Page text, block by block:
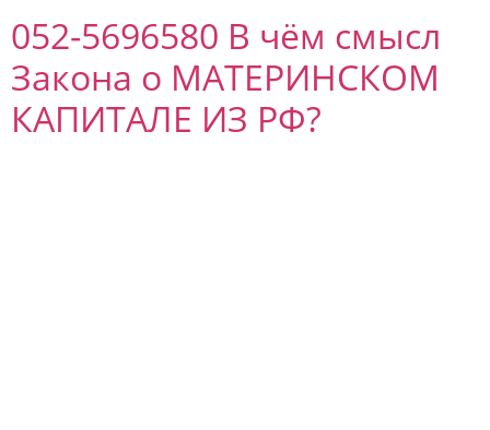
052-5696580 В чём смысл
Закона о МАТЕРИНСКОМ
КАПИТАЛЕ ИЗ РФ?